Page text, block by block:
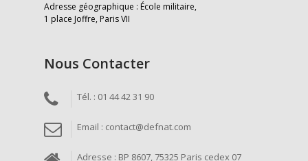
Adresse géographique : École militaire,
1 place Joffre, Paris VII
Nous Contacter
Tél. : 01 44 42 31 90
Email : contact@defnat.com
Adresse : BP 8607, 75325 Paris cedex 07